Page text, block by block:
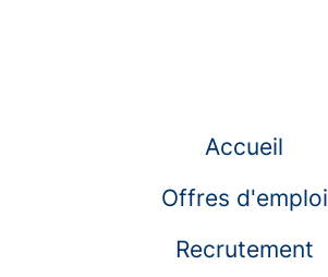
Accueil
Offres d'emploi
Recrutement